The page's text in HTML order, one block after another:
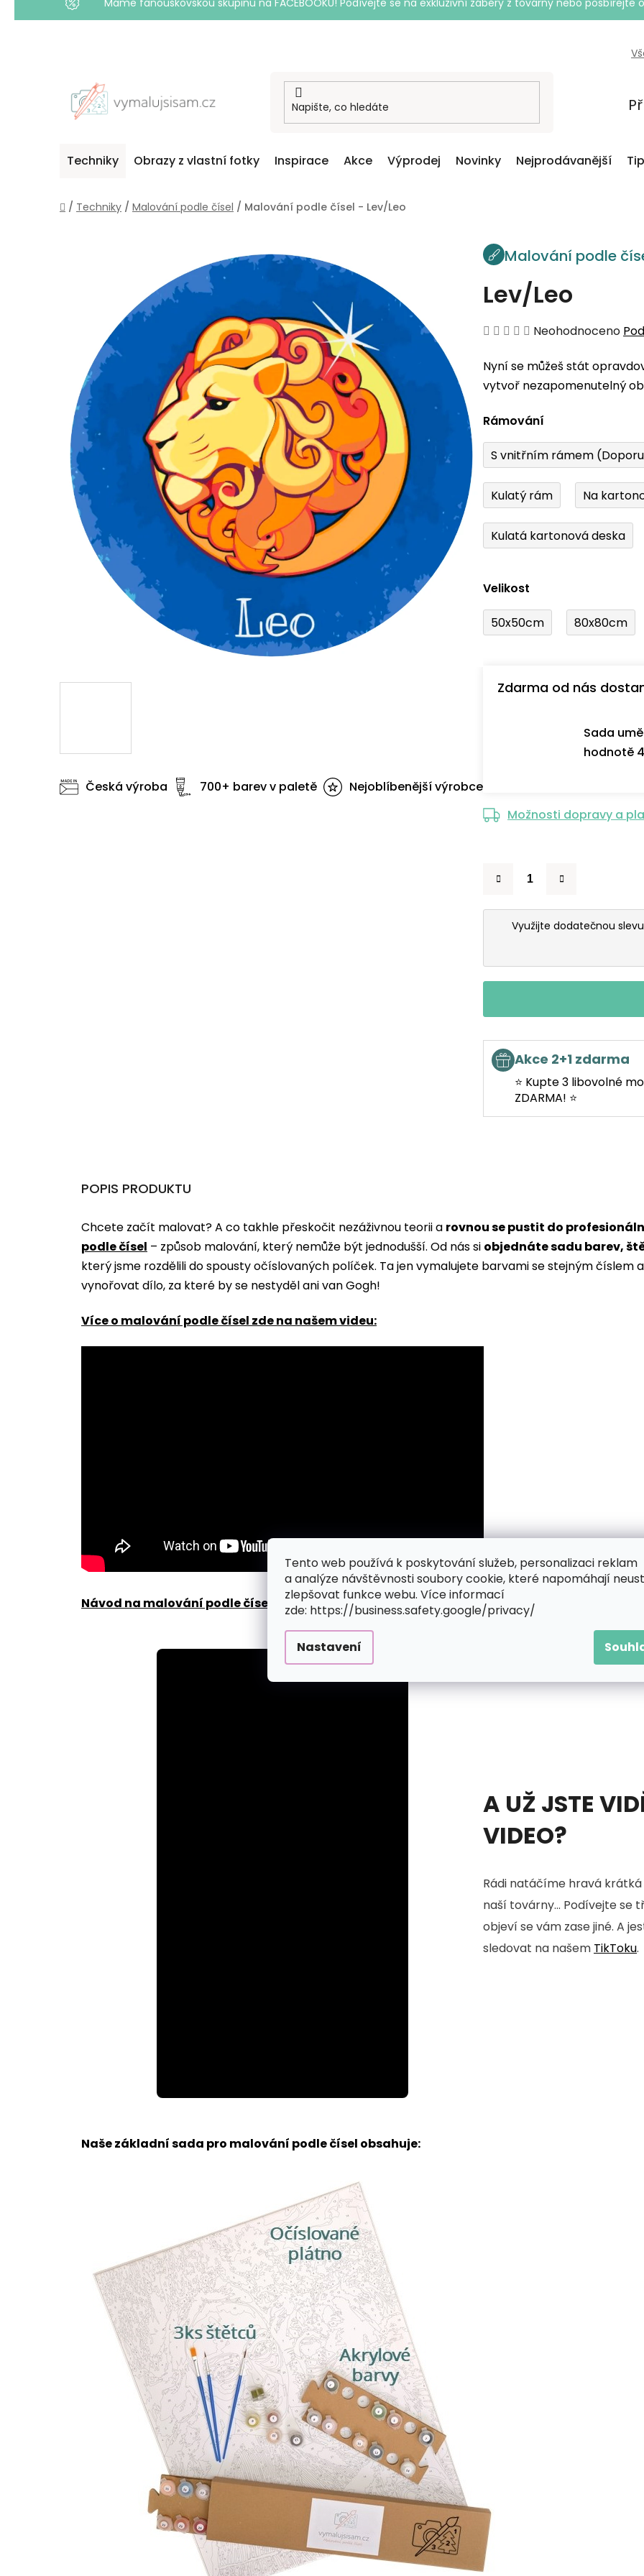
Tento web používá k poskytování služeb, personalizaci reklam
a analýze návštěvnosti soubory cookie, které napomáhají
zlepšovat funkce webu. Více informací
zde: https://business.safety.google/privacy/
Nastavení
Máme fanouškovskou skupinu na FACEBOOKU! Podívejte se na exkluzivní záběry z továrny nebo
Techniky Obrazy z vlastní fotky Inspirace Akce Výprodej Novinky Nejprodávanější
Domů
/ Techniky / Malování podle čísel / Malování podle čísel - Lev/Leo
Malování podle
Lev/Leo
Průměrné
produktu
je
z
5
hvězdiček.
Neohodnoceno
Nyní se můžeš stát
vytvoř nezapomenutelný
Rámování
S vnitřním rámem
Kulatý rám Na
Kulatá kartonová deska
Velikost
50x50cm 80x80cm
Zdarma od nás
Sada
hodnotě
Možnosti dopravy a
Využijte dodatečnou
Akce 2+1 zdarma
⭐ Kupte 3 libovolné
ZDARMA! ⭐
Česká výroba 700+ barev v paletě Nejoblíbenější výrobce
POPIS PRODUKTU
Chcete začít malovat? A co takhle přeskočit nezáživnou teorii a rovnou se pustit do
podle čísel ­­– způsob malování, který nemůže být jednodušší. Od nás si objednáte sadu barev,
který jsme rozdělili do spousty očíslovaných políček. Ta jen vymalujete barvami se stejným číslem
vynořovat dílo, za které by se nestyděl ani van Gogh!
Více o malování podle čísel zde na našem videu:
Návod na malování podle čísel zde.
100.00%
A UŽ JSTE
VIDEO?
Rádi natáčíme hravá krátká
naší továrny... Podívejte se
objeví se vám zase jiné. A
sledovat na našem TikToku.
Naše základní sada pro malování podle čísel obsahuje: